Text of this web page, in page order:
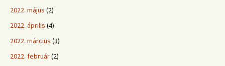
2022. május (2)
2022. április (4)
2022. március (3)
2022. február(2)